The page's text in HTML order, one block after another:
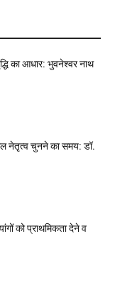
का आधार: भुवनेश्वर नाथ
नेतृत्व चुनने का समय: डॉ.
को प्राथमिकता देने व